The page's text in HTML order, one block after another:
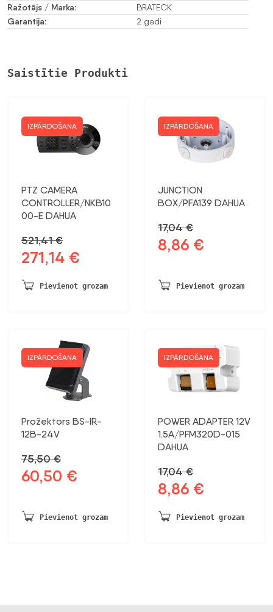
Ražotājs / Marka: BRATECK
Garantija: 2 gadi
Saistītie Produkti
IZPĀRDOŠANA
PTZ CAMERA
CONTROLLER/NKB10
00-E DAHUA
521,41€
Sākotnējā
bija:
271,14 €
ir:
Pievienot grozam
IZPĀRDOŠANA
JUNCTION
BOX/PFA139 DAHUA
17,04€
Sākotnējā
17,04 €.
8,86 €
8,86 €.
Pievienot grozam
IZPĀRDOŠANA
Prožektors BS-IR-
12B-24V
75,50€
Sākotnējā
75,50 €.
60,50 €
60,50 €.
Pievienot grozam
IZPĀRDOŠANA
POWER ADAPTER 12V
1.5A/PFM320D-015
DAHUA
17,04€
Sākotnējā
bija:
8,86 €
ir:
Pievienot grozam